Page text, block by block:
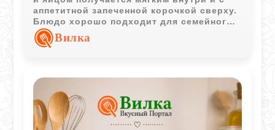
аппетитной запеченной корочкой сверху.
Блюдо хорошо подходит для семейного
обеда и удобно подавать порционно.
Вилка